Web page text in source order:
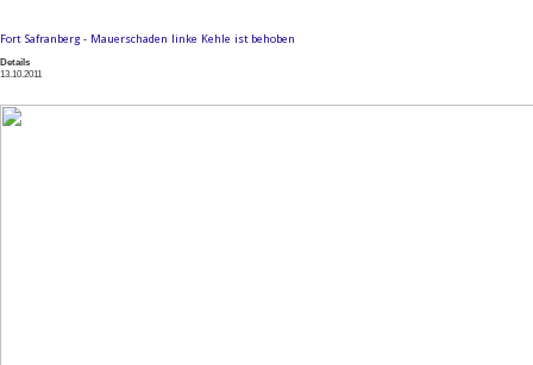
Fort Safranberg - Mauerschaden linke Kehle ist behoben
Details
13.10.2011